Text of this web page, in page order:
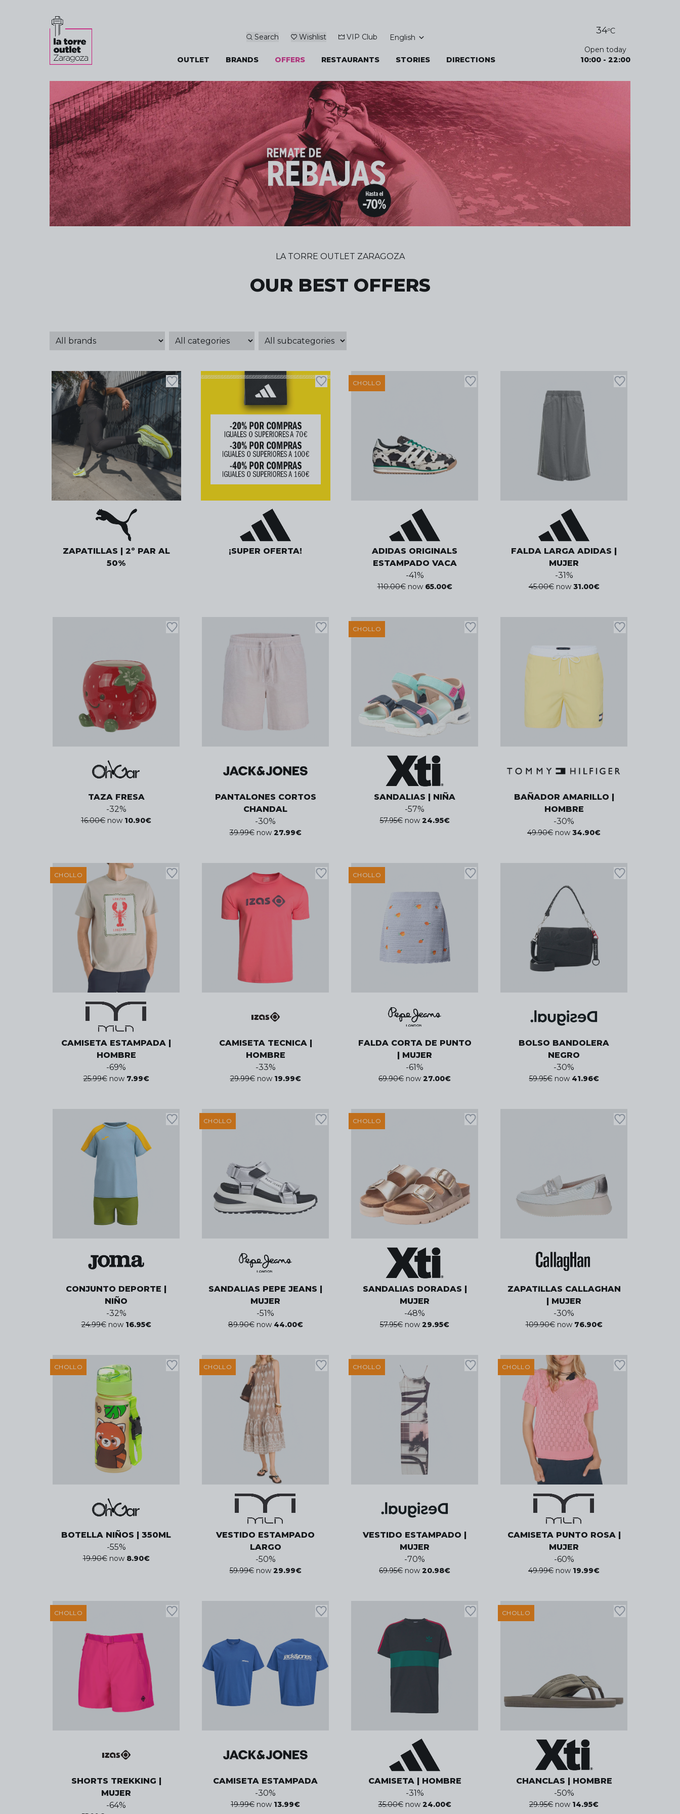
Search Wishlist VIP Club English
OUTLET BRANDS OFFERS RESTAURANTS STORIES DIRECTIONS
34ºC
Open today
10:00 - 22:00
LA TORRE OUTLET ZARAGOZA
OUR BEST OFFERS
ZAPATILLAS | 2º PAR AL
50%
¡SUPER OFERTA!
CHOLLO
ADIDAS ORIGINALS
ESTAMPADO VACA
-41%
110.00€ now 65.00€
FALDA LARGA ADIDAS |
MUJER
-31%
45.00€ now 31.00€
TAZA FRESA
-32%
16.00€ now 10.90€
PANTALONES CORTOS
CHANDAL
-30%
39.99€ now 27.99€
CHOLLO
SANDALIAS | NIÑA
-57%
57.95€ now 24.95€
BAÑADOR AMARILLO |
HOMBRE
-30%
49.90€ now 34.90€
CHOLLO
CAMISETA ESTAMPADA |
HOMBRE
-69%
25.99€ now 7.99€
CAMISETA TECNICA |
HOMBRE
-33%
29.99€ now 19.99€
CHOLLO
FALDA CORTA DE PUNTO
| MUJER
-61%
69.90€ now 27.00€
BOLSO BANDOLERA
NEGRO
-30%
59.95€ now 41.96€
CONJUNTO DEPORTE |
NIÑO
-32%
24.99€ now 16.95€
CHOLLO
SANDALIAS PEPE JEANS |
MUJER
-51%
89.90€ now 44.00€
CHOLLO
SANDALIAS DORADAS |
MUJER
-48%
57.95€ now 29.95€
ZAPATILLAS CALLAGHAN
| MUJER
-30%
109.90€ now 76.90€
CHOLLO
BOTELLA NIÑOS | 350ML
-55%
19.90€ now 8.90€
CHOLLO
VESTIDO ESTAMPADO
LARGO
-50%
59.99€ now 29.99€
CHOLLO
VESTIDO ESTAMPADO |
MUJER
-70%
69.95€ now 20.98€
CHOLLO
CAMISETA PUNTO ROSA |
MUJER
-60%
49.99€ now 19.99€
CHOLLO
SHORTS TREKKING |
MUJER
-64%
CAMISETA ESTAMPADA
-30%
19.99€ now 13.99€
CAMISETA | HOMBRE
-31%
35.00€ now 24.00€
CHOLLO
CHANCLAS | HOMBRE
-50%
29.95€ now 14.95€